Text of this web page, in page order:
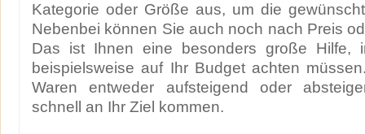
Kategorie oder Größe aus, um die
Nebenbei können Sie auch noch nach Preis
Das ist Ihnen eine besonders große Hilfe,
beispielsweise auf Ihr Budget achten
Waren entweder aufsteigend oder
schnell an Ihr Ziel kommen.